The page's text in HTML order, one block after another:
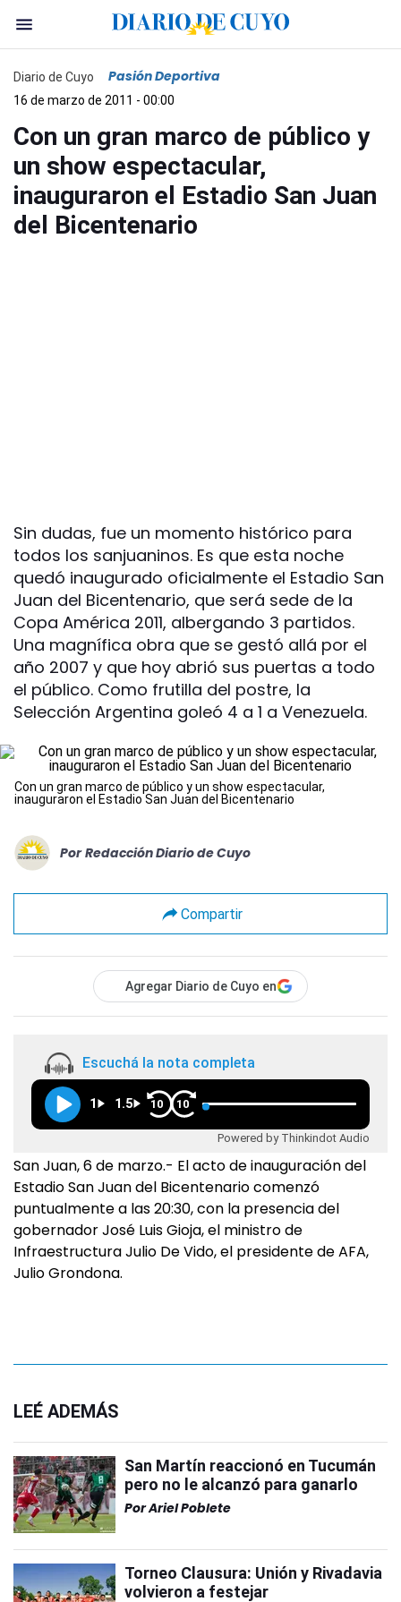
Diario de Cuyo Pasión Deportiva
16 de marzo de 2011 - 00:00
Con un gran marco de público y
un show espectacular,
inauguraron el Estadio San Juan
del Bicentenario
Sin dudas, fue un momento histórico para
todos los sanjuaninos. Es que esta noche
quedó inaugurado oficialmente el Estadio San
Juan del Bicentenario, que será sede de la
Copa América 2011, albergando 3 partidos.
Una magnífica obra que se gestó allá por el
año 2007 y que hoy abrió sus puertas a todo
el público. Como frutilla del postre, la
Selección Argentina goleó 4 a 1 a Venezuela.
Con un gran marco de público y un show espectacular,
inauguraron el Estadio San Juan del Bicentenario
Por Redacción Diario de Cuyo
Compartir
Agregar Diario de Cuyo en
Escuchá la nota completa
1 1.5 10 10
Powered by Thinkindot Audio
San Juan, 6 de marzo.- El acto de inauguración del
Estadio San Juan del Bicentenario comenzó
puntualmente a las 20:30, con la presencia del
gobernador José Luis Gioja, el ministro de
Infraestructura Julio De Vido, el presidente de AFA,
Julio Grondona.
LEÉ ADEMÁS
San Martín reaccionó en Tucumán
pero no le alcanzó para ganarlo
PorAriel Poblete
Torneo Clausura: Unión y Rivadavia
volvieron a festejar